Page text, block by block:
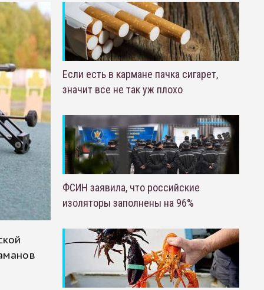
Если есть в кармане пачка сигарет,
значит все не так уж плохо
ФСИН заявила, что российские
изоляторы заполнены на 96%